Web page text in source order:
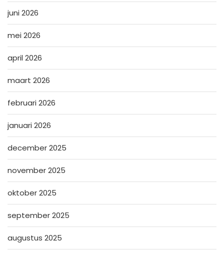
juni 2026
mei 2026
april 2026
maart 2026
februari 2026
januari 2026
december 2025
november 2025
oktober 2025
september 2025
augustus 2025